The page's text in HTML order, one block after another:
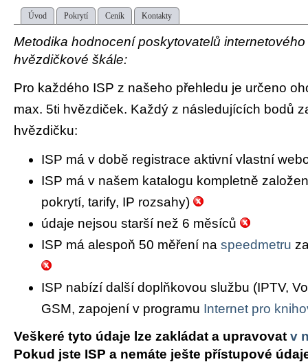
Úvod Pokrytí Ceník Kontakty
Metodika hodnocení poskytovatelů
hvězdičkové škále:
Pro každého ISP z našeho přehledu je určeno
max. 5ti hvězdiček. Každý z následujících bodů
hvězdičku:
ISP má v době registrace aktivní vlastní
ISP má v našem katalogu kompletně
pokrytí, tarify, IP rozsahy)
údaje nejsou starší než 6 měsíců
ISP má alespoň 50 měření na speedmetru
ISP nabízí další doplňkovou službu (IPTV,
GSM, zapojení v programu Internet pro
Veškeré tyto údaje lze zakládat a upravovat v
Pokud jste ISP a nemáte ješte přístupové